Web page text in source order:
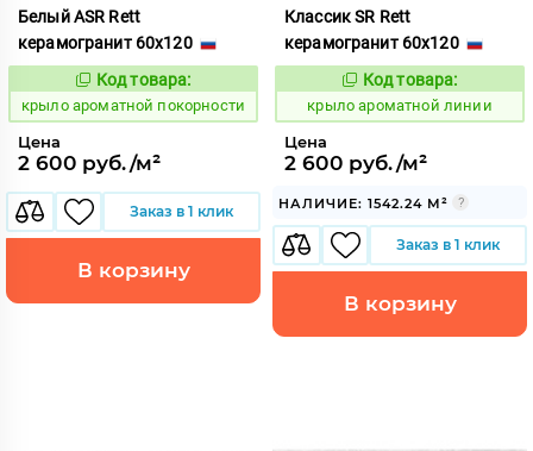
Белый ASR Rett
керамогранит 60x120
828447
Код товара:
крыло ароматной покорности
Цена
2 600 руб./м²
Заказ в 1 клик
В корзину
Классик SR Rett
керамогранит 60x120
828419
Код товара:
крыло ароматной линии
Цена
2 600 руб./м²
НАЛИЧИЕ: 1542.24 М²
Заказ в 1 клик
В корзину